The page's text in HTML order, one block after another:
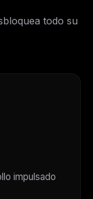
todo su
impulsado